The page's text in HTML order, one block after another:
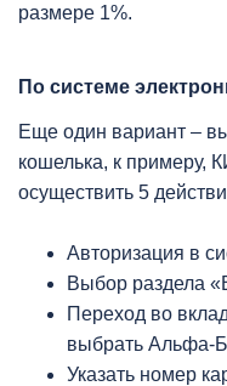
размере 1%.
По системе
Еще один вариант –
кошелька, к примеру,
осуществить 5
Авторизация в
Выбор раздела
Переход во
выбрать Альфа-
Указать номер